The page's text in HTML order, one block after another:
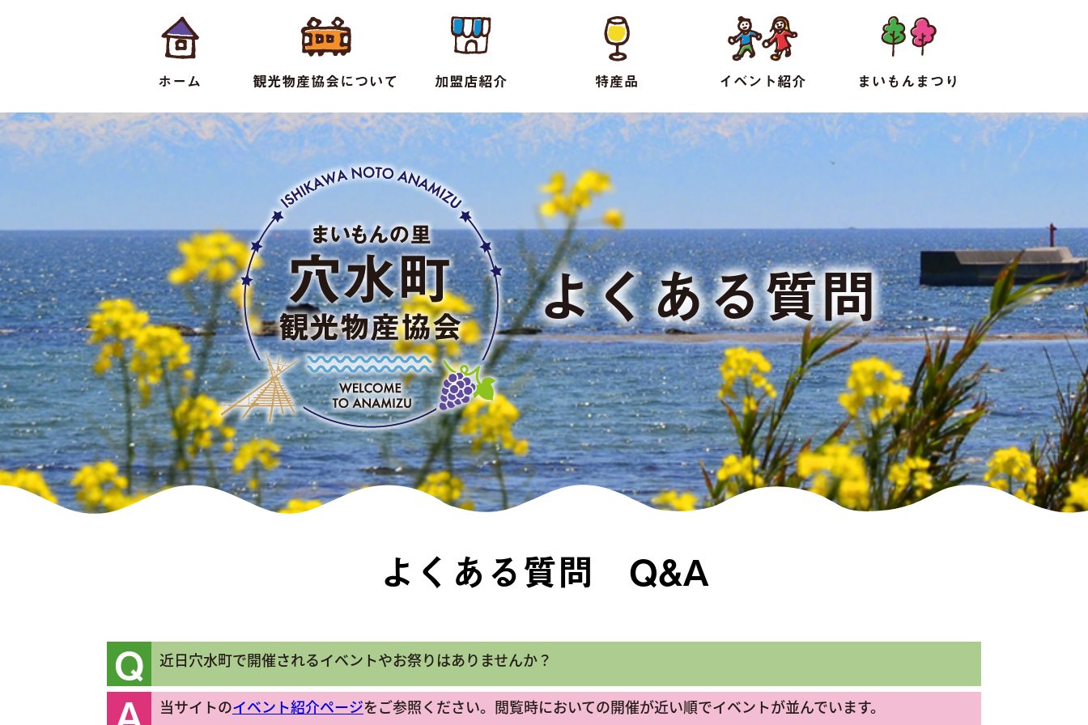
ホーム 観光物産協会について 加盟店紹介 特産品 イベント紹介 まいもんまつり
よくある質問
よくある質問 Q&A
Q 近日穴水町で開催されるイベントやお祭りはありませんか？
当サイトのイベント紹介ページをご参照ください。閲覧時においての開催が近い順でイベントが並んでいます。